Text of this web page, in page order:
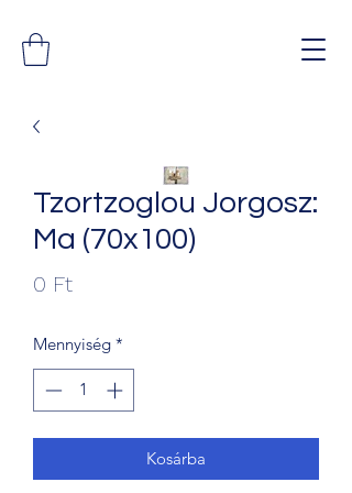
Tzortzoglou Jorgosz:
Ma (70x100)
0 FtÁr
Mennyiség *
Kosárba